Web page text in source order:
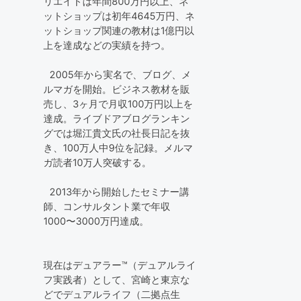
ットショップは初年4645万円、ネ
ットショップ関連の教材は1億円以
上を達成などの実績を持つ。
2005年から実名で、ブログ、メ
ルマガを開始。ビジネス教材を販
売し、3ヶ月で月収100万円以上を
達成。ライブドアブログランキン
グでは堀江貴文氏の社長日記を抜
き、100万人中9位を記録。メルマ
ガ読者10万人突破する。
2013年から開始したセミナー講
師、コンサルタント業で年収
1000〜3000万円達成。
現在はデュアラー™（デュアルライ
フ実践者）として、宮崎と東京な
どでデュアルライフ（二拠点生